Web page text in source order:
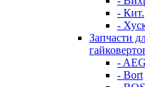
- Кит.
-
Запчасти
- AEG
- Bort